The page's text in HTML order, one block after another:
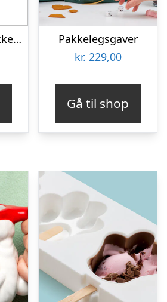
Raflegave indpakket – Kr. 50,-
Pakkelegsgaver
kr. 229,00
Gå til shop